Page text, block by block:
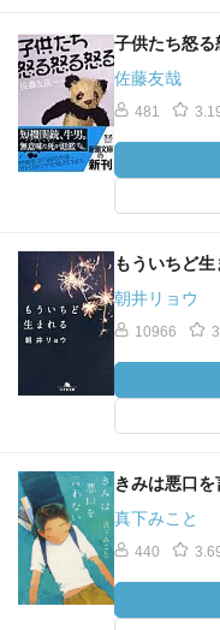
子供たち怒
佐藤友哉
481
もういちど
朝井リョウ
10966
きみは悪口
真下みこと
440